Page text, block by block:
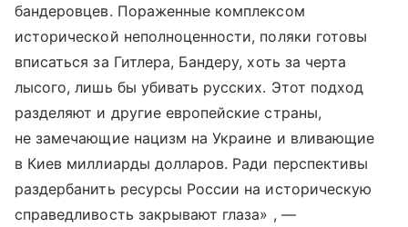
бандеровцев. Пораженные комплексом
исторической неполноценности, поляки готовы
вписаться за Гитлера, Бандеру, хоть за черта
лысого, лишь бы убивать русских. Этот подход
разделяют и другие европейские страны,
не замечающие нацизм на Украине и вливающие
в Киев миллиарды долларов. Ради перспективы
раздербанить ресурсы России на историческую
справедливость закрывают глаза» , —